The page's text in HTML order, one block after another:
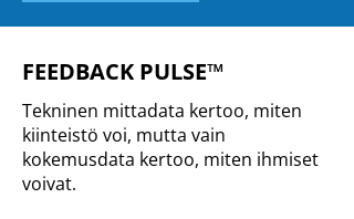
FEEDBACK PULSE™
Tekninen mittadata kertoo, miten
kiinteistö voi, mutta vain
kokemusdata kertoo, miten ihmiset
voivat.